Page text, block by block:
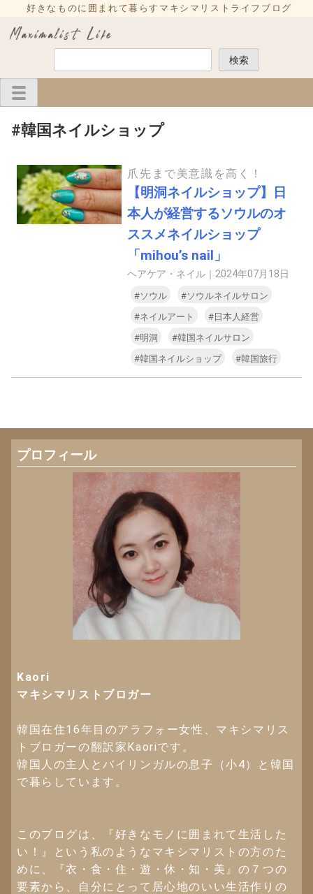
content
好きなものに囲まれて暮らすマキシマリストライフブログ
索
検索
#韓国ネイルショップ
爪先まで美意識を高く！
【明洞ネイルショップ】日
本人が経営するソウルのオ
ススメネイルショップ
「mihou’s nail」
ヘアケア・ネイル｜2024年07月18日
#ソウル
#ソウルネイルサロン
#ネイルアート
#日本人経営
#明洞
#韓国ネイルサロン
#韓国ネイルショップ
#韓国旅行
プロフィール
Kaori
マキシマリストブロガー
韓国在住16年目のアラフォー女性、マキシマリス
トブロガーの翻訳家Kaoriです。
韓国人の主人とバイリンガルの息子（小4）と韓国
で暮らしています。
このブログは、『好きなモノに囲まれて生活した
い！』という私のようなマキシマリストの方のた
めに、『衣・食・住・遊・休・知・美』の７つの
要素から、自分にとって居心地のいい生活作りの